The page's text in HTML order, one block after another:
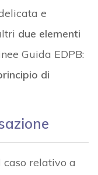
e
due elementi
Guida EDPB:
di
caso relativo a